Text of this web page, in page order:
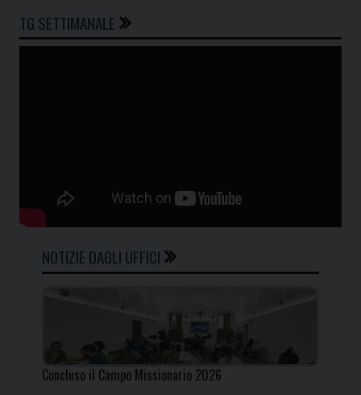
TG SETTIMANALE
NOTIZIE DAGLI UFFICI
Concluso il Campo Missionario 2026